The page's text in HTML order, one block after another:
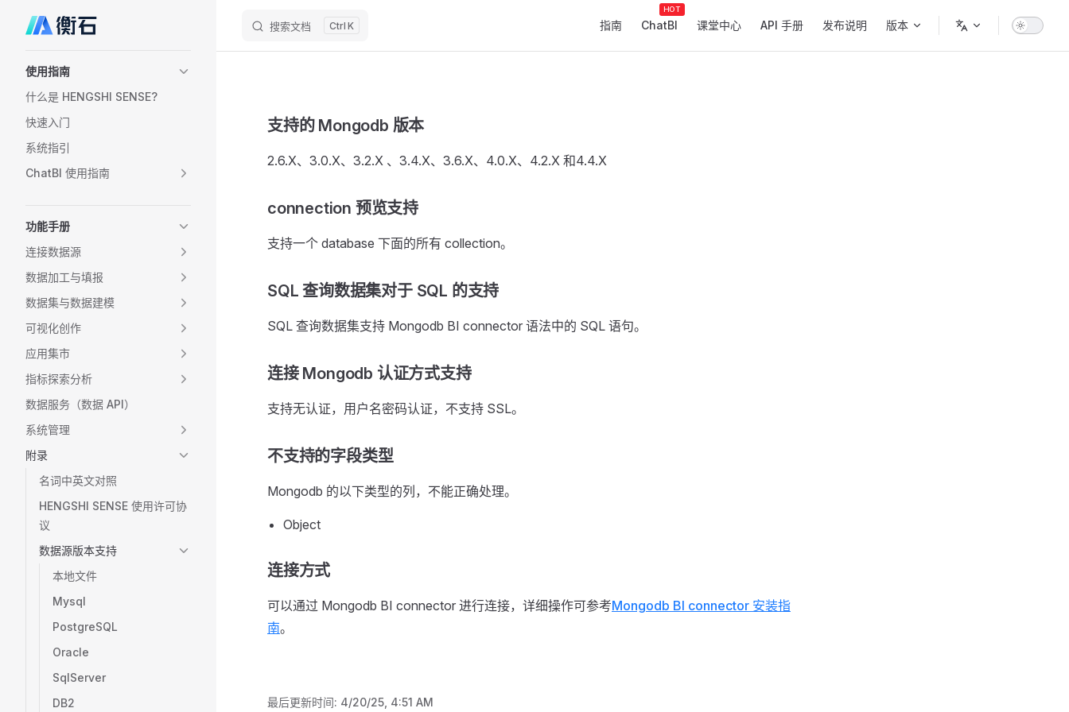
Skip to content 搜索文档 K
Main Navigation
指南 ChatBI 课堂中心 API 手册 发布说明 版本
使用指南
什么是 HENGSHI SENSE?
快速入门
系统指引
ChatBI 使用指南
功能手册
连接数据源
数据加工与填报
数据集与数据建模
可视化创作
应用集市
指标探索分析
数据服务（数据 API）
系统管理
附录
名词中英文对照
HENGSHI SENSE 使用许可协
议
数据源版本支持
本地文件
Mysql
PostgreSQL
Oracle
SqlServer
DB2
支持的 Mongodb 版本
2.6.X、3.0.X、3.2.X 、3.4.X、3.6.X、4.0.X、4.2.X 和4.4.X
connection 预览支持
支持一个 database 下面的所有 collection。
SQL 查询数据集对于 SQL 的支持
SQL 查询数据集支持 Mongodb BI connector 语法中的 SQL 语句。
连接 Mongodb 认证方式支持
支持无认证，用户名密码认证，不支持 SSL。
不支持的字段类型
Mongodb 的以下类型的列，不能正确处理。
Object
连接方式
可以通过 Mongodb BI connector 进行连接，详细操作可参考Mongodb BI connector 安装指
南。
最后更新时间: 4/20/25, 4:51 AM